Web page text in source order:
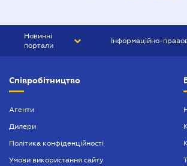
Новинні
портали
БІЗНЕС
Інформаційно-
БУХГАЛТЕР ПРОФ
Співробітництво
Агенти
Дилери
Політика конфіденційності
Умови використання сайту